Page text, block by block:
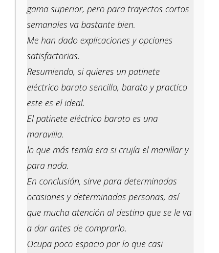
gama superior, pero para trayectos cortos
semanales va bastante bien.
Me han dado explicaciones y opciones
satisfactorias.
Resumiendo, si quieres un patinete
eléctrico barato sencillo, barato y practico
este es el ideal.
El patinete eléctrico barato es una
maravilla.
lo que más temía era si crujía el manillar y
para nada.
En conclusión, sirve para determinadas
ocasiones y determinadas personas, así
que mucha atención al destino que se le va
a dar antes de comprarlo.
Ocupa poco espacio por lo que casi